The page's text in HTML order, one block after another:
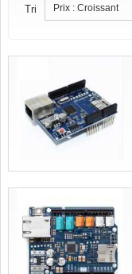
Tri Prix : Croissant